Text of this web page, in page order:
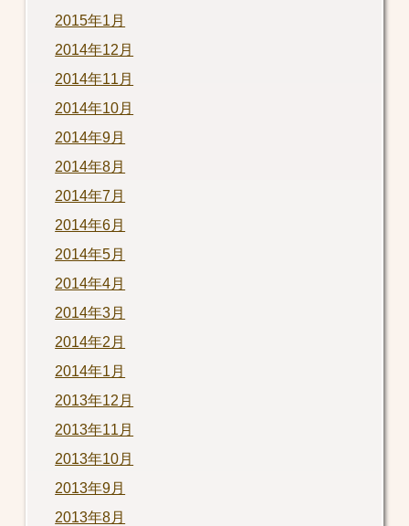
2015年1月
2014年12月
2014年11月
2014年10月
2014年9月
2014年8月
2014年7月
2014年6月
2014年5月
2014年4月
2014年3月
2014年2月
2014年1月
2013年12月
2013年11月
2013年10月
2013年9月
2013年8月